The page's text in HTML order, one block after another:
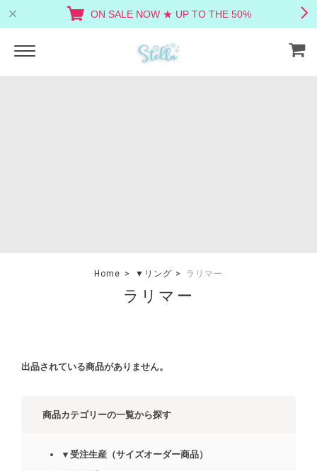
ON SALE NOW ★ UP TO THE 50%
Home ▼リング ラリマー
ラリマー
出品されている商品がありません。
商品カテゴリーの一覧から探す
▼受注生産（サイズオーダー商品）